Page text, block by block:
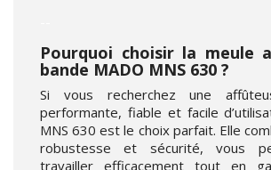
Pourquoi choisir la meule
bande MADO MNS 630 ?
Si vous recherchez une
performante, fiable et facile
MNS 630 est le choix parfait. Elle
robustesse et sécurité, vous
travailler efficacement tout en